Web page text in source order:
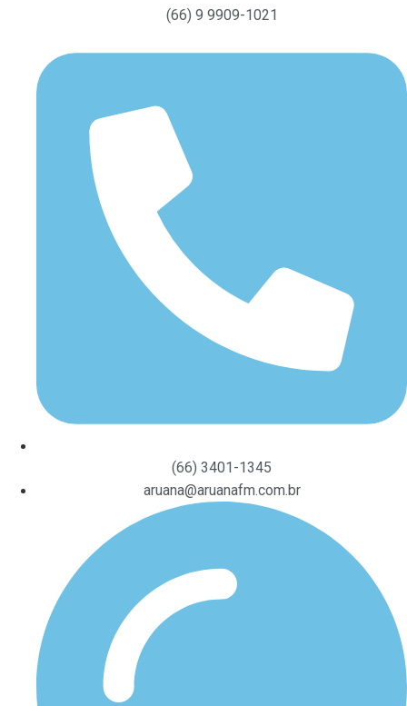
(66) 9 9909-1021
(66) 3401-1345
aruana@aruanafm.com.br